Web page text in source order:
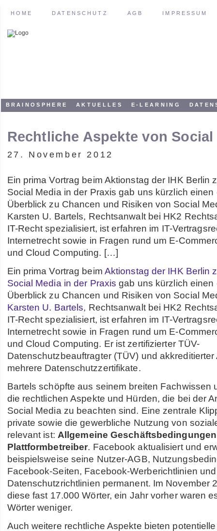
HOME DATENSCHUTZ AGB IMPRESSUM
BRAINOSPHERE AKTUELLES E-LEARNING
Rechtliche Aspekte von Social
27. November 2012
Ein prima Vortrag beim Aktionstag der IHK Berlin
Social Media in der Praxis gab uns kürzlich einen
Überblick zu Chancen und Risiken von Social
Karsten U. Bartels, Rechtsanwalt bei HK2
IT-Recht spezialisiert, ist erfahren im IT-
Internetrecht sowie in Fragen rund um E-
und Cloud Computing. […]
Ein prima Vortrag beim Aktionstag der IHK Berlin
Social Media in der Praxis gab uns kürzlich einen
Überblick zu Chancen und Risiken von Social
Karsten U. Bartels, Rechtsanwalt bei HK2
IT-Recht spezialisiert, ist erfahren im IT-
Internetrecht sowie in Fragen rund um E-
und Cloud Computing. Er ist zertifizierter TÜV-
Datenschutzbeauftragter (TÜV) und akkreditierter
mehrere Datenschutzzertifikate.
Bartels schöpfte aus seinem breiten Fachwissen
die rechtlichen Aspekte und Hürden, die bei der
Social Media zu beachten sind. Eine zentrale
private sowie die gewerbliche Nutzung von
relevant ist: Allgemeine
Plattformbetreiber. Facebook aktualisiert und
beispielsweise seine Nutzer-AGB,
Facebook-Seiten, Facebook-Werberichtlinien und
Datenschutzrichtlinien permanent. Im November
diese fast 17.000 Wörter, ein Jahr vorher waren
Wörter weniger.
Auch weitere rechtliche Aspekte bieten